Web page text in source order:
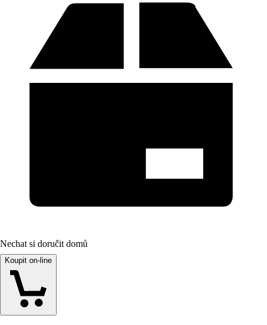
Nechat si doručit domů
Koupit on-line